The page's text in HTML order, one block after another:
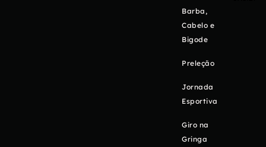
Barba,
Cabelo e
Bigode
Preleção
Jornada
Esportiva
Giro na
Gringa